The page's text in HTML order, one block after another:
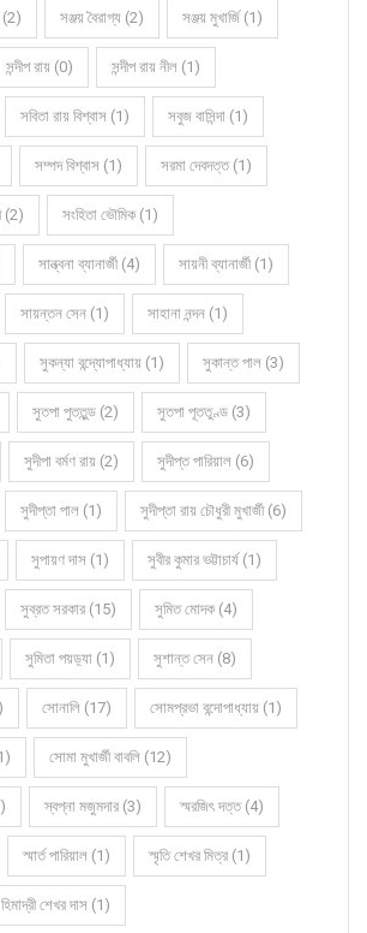
(2) সঞ্জয় বৈরাগ্য (2) সঞ্জয় মুখার্জি (1)
সন্দীপ রায় (0) সন্দীপ রায় নীল (1)
সবিতা রায় বিশ্বাস (1) সবুজ বাসিন্দা (1)
সম্পদ বিশ্বাস (1) সরমা দেবদত্ত (1)
(2) সংহিতা ভৌমিক (1)
সান্ত্বনা ব্যানার্জী (4) সায়নী ব্যানার্জী (1)
সায়ন্তন সেন (1) সাহানা নন্দন (1)
সুকন্যা বন্দ্যোপাধ্যায় (1) সুকান্ত পাল (3)
সুতপা পুততুন্ড (2) সুতপা পূততুণ্ড (3)
সুদীপা বর্মণ রায় (2) সুদীপ্ত পারিয়াল (6)
সুদীপ্তা পাল (1) সুদীপ্তা রায় চৌধুরী মুখার্জী (6)
সুপায়ণ দাস (1) সুবীর কুমার ভট্টাচার্য (1)
সুব্রত সরকার (15) সুমিত মোদক (4)
সুমিতা পয়ড়্যা (1) সুশান্ত সেন (8)
সোনালি (17) সোমপ্রভা বন্দোপাধ্যায় (1)
সোমা মুখার্জী বাবলি (12)
স্বপ্না মজুমদার (3) স্মরজিৎ দত্ত (4)
স্মার্ত পারিয়াল (1) স্মৃতি শেখর মিত্র (1)
হিমাদ্রী শেখর দাস (1)